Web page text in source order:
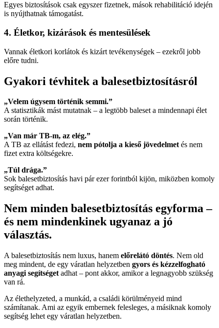
Egyes biztosítások csak egyszer fizetnek, mások rehabilitáció idején
is nyújthatnak támogatást.
4. Életkor, kizárások és mentesülések
Vannak életkori korlátok és kizárt tevékenységek – ezekről jobb
előre tudni.
Gyakori tévhitek a balesetbiztosításról
„Velem úgysem történik semmi.”
A statisztikák mást mutatnak – a legtöbb baleset a mindennapi élet
során történik.
„Van már TB-m, az elég.”
A TB az ellátást fedezi, nem pótolja a kieső jövedelmetés nem
fizet extra költségekre.
„Túl drága.”
Sok balesetbiztosítás havi pár ezer forintból kijön, miközben komoly
segítséget adhat.
Nem minden balesetbiztosítás egyforma –
és nem mindenkinek ugyanaz a jó
választás.
A balesetbiztosítás nem luxus, hanem előrelátó döntés. Nem old
meg mindent, de egy váratlan helyzetben gyors és kézzelfogható
anyagi segítséget adhat – pont akkor, amikor a legnagyobb szükség
van rá.
Az élethelyzeted, a munkád, a családi körülményeid mind
számítanak. Ami az egyik embernek felesleges, a másiknak komoly
segítség lehet egy váratlan helyzetben.